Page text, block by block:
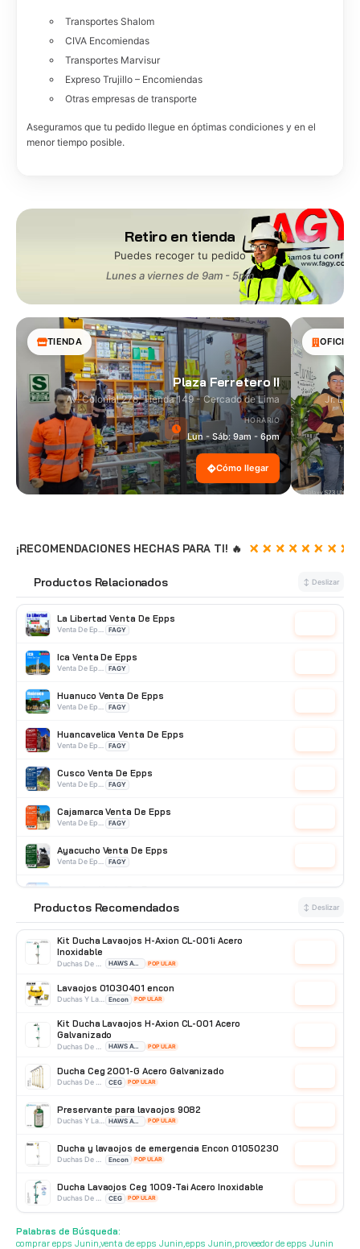
Transportes Shalom
CIVA Encomiendas
Transportes Marvisur
Expreso Trujillo – Encomiendas
Otras empresas de transporte
Aseguramos que tu pedido llegue en óptimas condiciones y en el
menor tiempo posible.
Retiro en tienda
Puedes recoger tu pedido
Lunes a viernes de 9am - 5pm
TIENDA
Plaza Ferretero II
Av. Colonial 278, Tienda 149 - Cercado de Lima
HORARIO
Lun - Sáb: 9am - 6pm
Cómo llegar
OFICINA
Jr. Las
¡RECOMENDACIONES HECHAS PARA TI! 🔥
Productos Relacionados ↕ Deslizar
La Libertad Venta De Epps
FAGY
Ica Venta De Epps
FAGY
Huanuco Venta De Epps
FAGY
Huancavelica Venta De Epps
FAGY
Cusco Venta De Epps
FAGY
Cajamarca Venta De Epps
FAGY
Ayacucho Venta De Epps
FAGY
Arequipa Venta De Epps
Productos Recomendados ↕ Deslizar
Kit Ducha Lavaojos H-Axion CL-001i Acero
Inoxidable
HAWS AVLIS POPULAR
Lavaojos 01030401 encon
Encon POPULAR
Kit Ducha Lavaojos H-Axion CL-001 Acero
Galvanizado
HAWS AVLIS POPULAR
Ducha Ceg 2001-G Acero Galvanizado
CEG POPULAR
Preservante para lavaojos 9082
POPULAR
Ducha y lavaojos de emergencia Encon 01050230
Encon POPULAR
Ducha Lavaojos Ceg 1009-Tai Acero Inoxidable
CEG POPULAR
Lavaojos acero inoxidable con pedal 3003-R25
Duchas De Acero Inoxidable CEG
Palabras de Búsqueda:
comprar epps Junin,venta de epps Junin,epps Junin,proveedor de epps Junin